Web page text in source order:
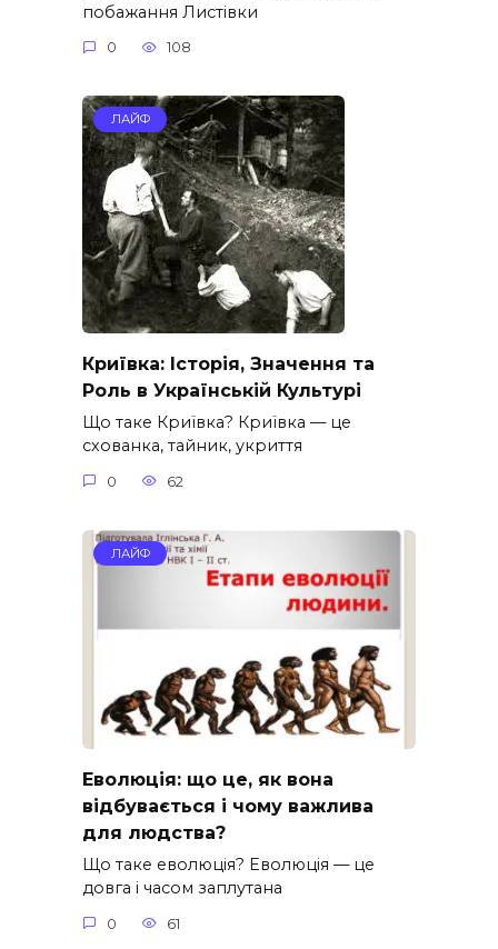
побажання Листівки
0 108
ЛАЙФ
Криївка: Історія, Значення та
Роль в Українській Культурі
Що таке Криївка? Криївка — це
схованка, тайник, укриття
0 62
ЛАЙФ
Еволюція: що це, як вона
відбувається і чому важлива
для людства?
Що таке еволюція? Еволюція — це
довга і часом заплутана
0 61